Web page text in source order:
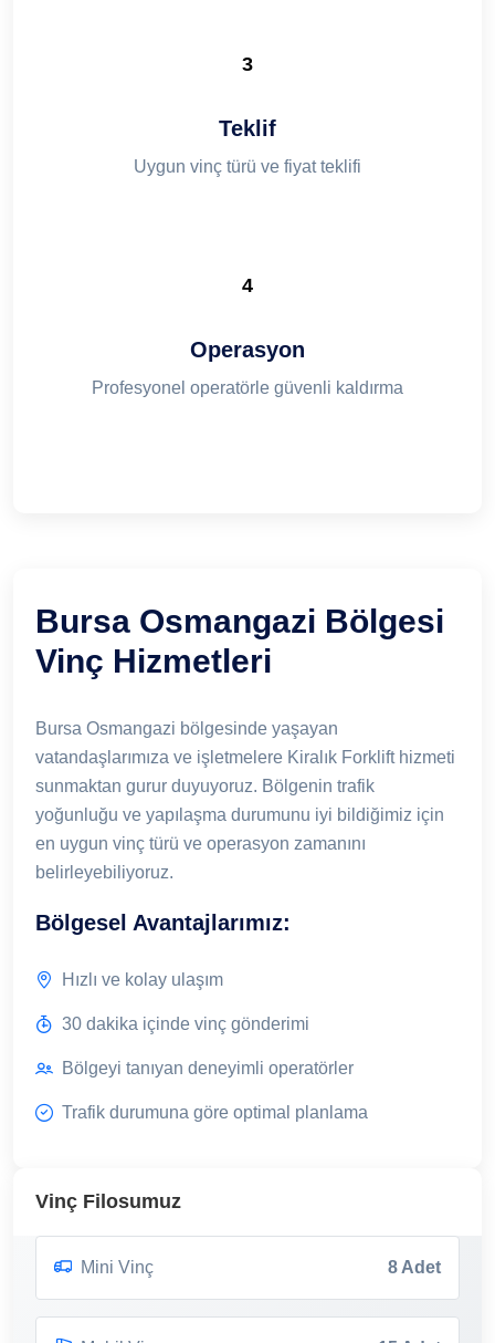
3
Teklif
Uygun vinç türü ve fiyat teklifi
4
Operasyon
Profesyonel operatörle güvenli kaldırma
Bursa Osmangazi Bölgesi
Vinç Hizmetleri
Bursa Osmangazi bölgesinde yaşayan
vatandaşlarımıza ve işletmelere Kiralık Forklift hizmeti
sunmaktan gurur duyuyoruz. Bölgenin trafik
yoğunluğu ve yapılaşma durumunu iyi bildiğimiz için
en uygun vinç türü ve operasyon zamanını
belirleyebiliyoruz.
Bölgesel Avantajlarımız:
Hızlı ve kolay ulaşım
30 dakika içinde vinç gönderimi
Bölgeyi tanıyan deneyimli operatörler
Trafik durumuna göre optimal planlama
Vinç Filosumuz
Mini Vinç 8 Adet